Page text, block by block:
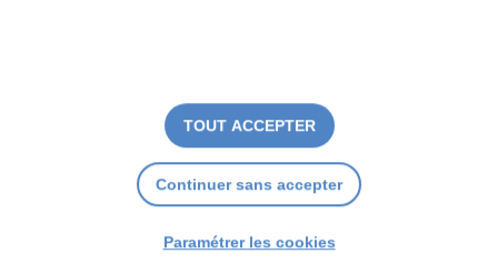
TOUT ACCEPTER
Continuer sans accepter
Paramétrer les cookies